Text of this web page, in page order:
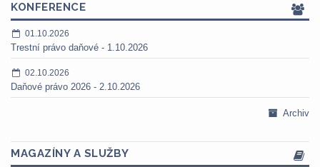
KONFERENCE
01.10.2026
Trestní právo daňové - 1.10.2026
02.10.2026
Daňové právo 2026 - 2.10.2026
Archiv
MAGAZÍNY A SLUŽBY